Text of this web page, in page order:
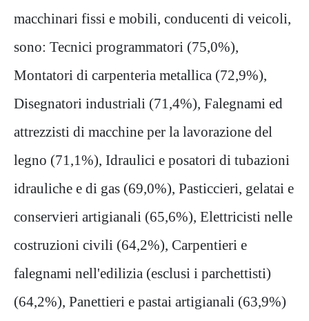
macchinari fissi e mobili, conducenti di veicoli,
sono: Tecnici programmatori (75,0%),
Montatori di carpenteria metallica (72,9%),
Disegnatori industriali (71,4%), Falegnami ed
attrezzisti di macchine per la lavorazione del
legno (71,1%), Idraulici e posatori di tubazioni
idrauliche e di gas (69,0%), Pasticcieri, gelatai e
conservieri artigianali (65,6%), Elettricisti nelle
costruzioni civili (64,2%), Carpentieri e
falegnami nell'edilizia (esclusi i parchettisti)
(64,2%), Panettieri e pastai artigianali (63,9%)